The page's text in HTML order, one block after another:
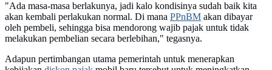
"Ada masa-masa berlakunya, jadi kalo kondisinya sudah baik kita
akan kembali perlakukan normal. Di mana PPnBM akan dibayar
oleh pembeli, sehingga bisa mendorong wajib pajak untuk tidak
melakukan pembelian secara berlebihan," tegasnya.
Adapun pertimbangan utama pemerintah untuk menerapkan